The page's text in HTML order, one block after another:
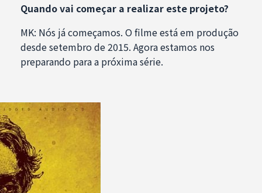
Quando vai começar a realizar este projeto?
MK: Nós já começamos. O filme está em produção
desde setembro de 2015. Agora estamos nos
preparando para a próxima série.